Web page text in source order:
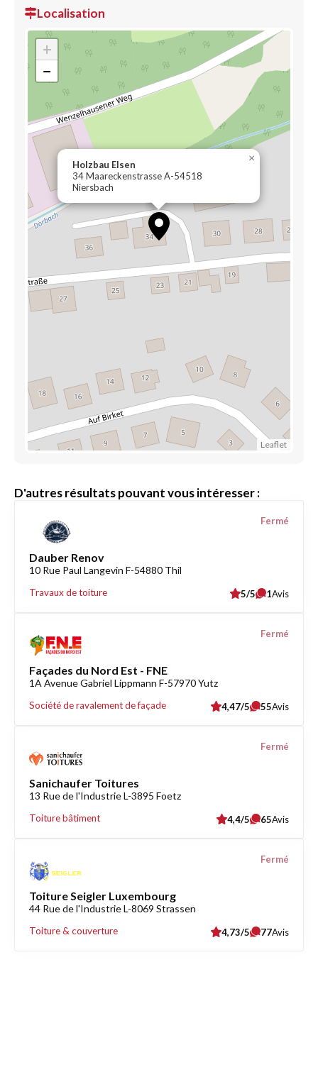
Localisation
Holzbau Elsen
34 Maareckenstrasse A-54518
Niersbach
×
+
−
Leaflet
D'autres résultats pouvant vous intéresser :
Dauber Renov
10 Rue Paul Langevin F-54880 Thil
Travaux de toiture
Fermé
5/5 1Avis
Façades du Nord Est - FNE
1A Avenue Gabriel Lippmann F-57970 Yutz
Société de ravalement de façade
Fermé
4,47/5 55Avis
Sanichaufer Toitures
13 Rue de l'Industrie L-3895 Foetz
Toiture bâtiment
Fermé
4,4/5 65Avis
Toiture Seigler Luxembourg
44 Rue de l'Industrie L-8069 Strassen
Toiture & couverture
Fermé
4,73/5 77Avis